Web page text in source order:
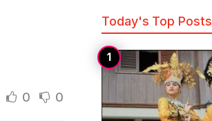
0 0
Today's Top Posts